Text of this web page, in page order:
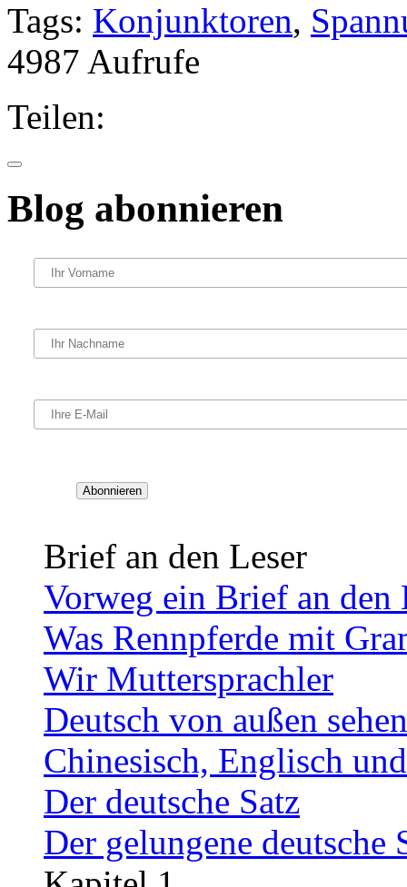
Tags: Konjunktoren,
4987 Aufrufe
Teilen:
Blog abonnieren
Brief an den Leser
Vorweg ein Brief an den
Was Rennpferde mit
Wir Muttersprachler
Deutsch von außen sehen
Chinesisch, Englisch
Der deutsche Satz
Der gelungene deutsche